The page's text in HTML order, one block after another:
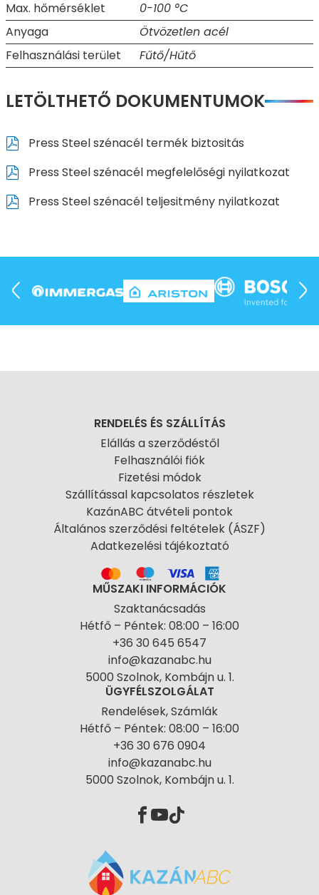
Max. hőmérséklet
0-100 °C
Anyaga
Ötvözetlen acél
Felhasználási terület
Fűtő/Hűtő
LETÖLTHETŐ DOKUMENTUMOK
Press Steel szénacél termék biztositás
Press Steel szénacél megfelelőségi nyilatkozat
Press Steel szénacél teljesitmény nyilatkozat
RENDELÉS ÉS SZÁLLÍTÁS
Elállás a szerződéstől
Felhasználói fiók
Fizetési módok
Szállítással kapcsolatos részletek
KazánABC átvételi pontok
Általános szerződési feltételek (ÁSZF)
Adatkezelési tájékoztató
MŰSZAKI INFORMÁCIÓK
Szaktanácsadás
Hétfő – Péntek: 08:00 – 16:00
+36 30 645 6547
info@kazanabc.hu
5000 Szolnok, Kombájn u. 1.
ÜGYFÉLSZOLGÁLAT
Rendelések, Számlák
Hétfő – Péntek: 08:00 – 16:00
+36 30 676 0904
info@kazanabc.hu
5000 Szolnok, Kombájn u. 1.